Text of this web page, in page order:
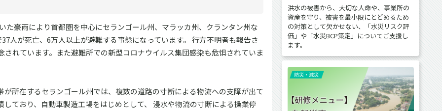
た豪雨により首都圏を中心にセランゴール州、マラッカ州、クランタン州な
人が死亡、6万人以上が避難する事態になっています。 行方不明者も報告さ
れています。また避難所での新型コロナウイルス集団感染も危惧されていま
所在するセランゴール州では、複数の道路の寸断による物流への支障が出て
ており、自動車製造工場をはじめとして、 浸水や物流の寸断による操業停
洪水の被害から、大切な人命や、事業所の
資産を守り、被害を最小限にとどめるため
の対策として欠かせない、「水災リスク評
価」や「水災BCP策定」についてご支援し
ます。